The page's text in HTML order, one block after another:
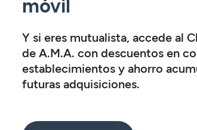
móvil
Y si eres mutualista, accede al
de A.M.A. con descuentos en
establecimientos y ahorro
futuras adquisiciones.